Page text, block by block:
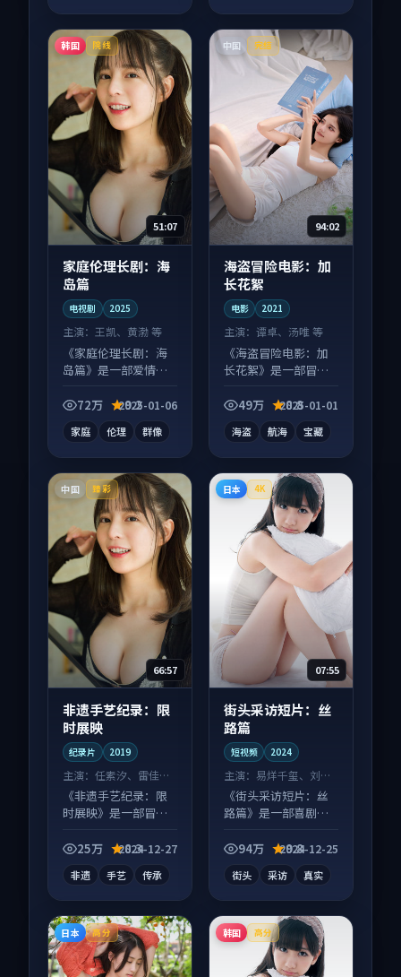
韩国 院线
51:07
家庭伦理长剧：海
岛篇
电视剧 2025
主演： 王凯、黄渤 等
《家庭伦理长剧：海
岛篇》是一部爱情向
系层层推进，尾声常
72万 9.2
2025-01-06
家庭 伦理 群像
中国 完结
94:02
海盗冒险电影：加
长花絮
电影 2021
主演：谭卓、汤唯 等
《海盗冒险电影：加
长花絮》是一部冒险
屏端观看，细节更丰
49万 8.8
2025-01-01
海盗 航海 宝藏
中国 臻彩
66:57
非遗手艺纪录：限
时展映
纪录片 2019
主演： 任素汐、雷佳音
等
《非遗手艺纪录：限
时展映》是一部冒险
大屏端观看，细节更
25万 8.3
2024-12-27
非遗 手艺 传承
日本 4K
07:55
街头采访短片：丝
路篇
短视频 2024
主演： 易烊千玺、刘亦
菲 等
《街头采访短片：丝
路篇》是一部喜剧向
感在线，配乐与镜头
94万 9.8
2024-12-25
街头 采访 真实
日本 高分 韩国 高分